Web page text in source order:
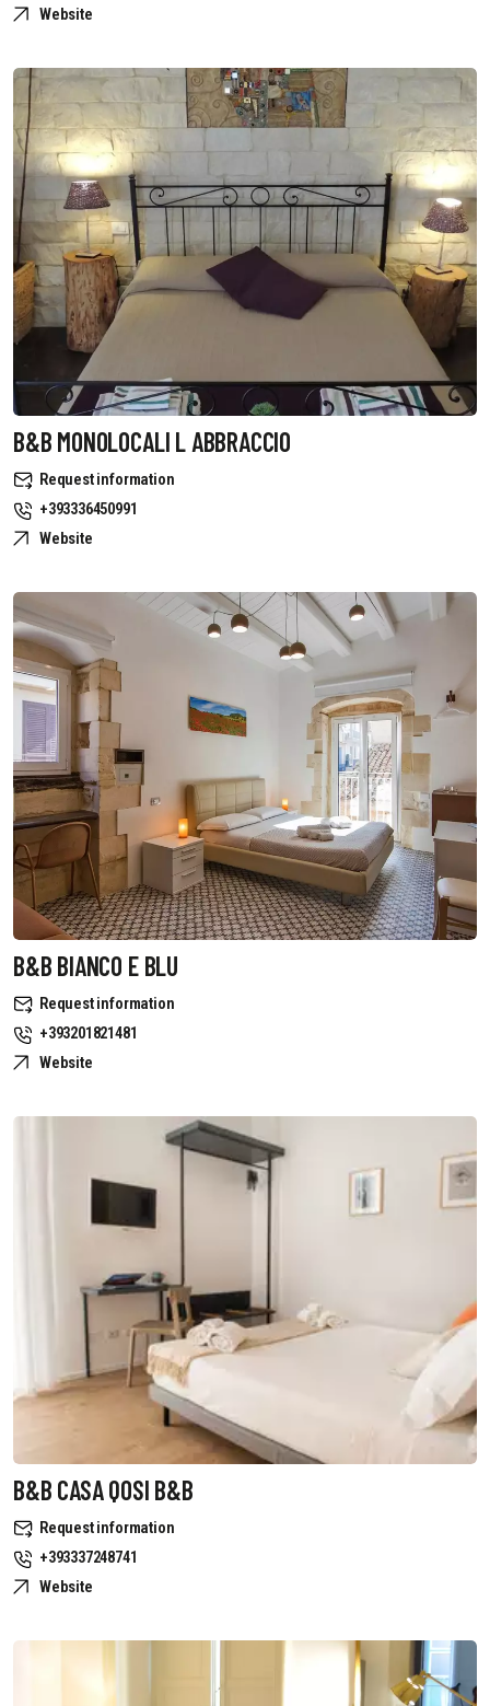
Website
B&B MONOLOCALI L ABBRACCIO
Request information
+393336450991
Website
B&B BIANCO E BLU
Request information
+393201821481
Website
B&B CASA QOSI B&B
Request information
+393337248741
Website